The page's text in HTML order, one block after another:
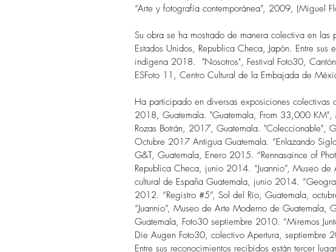
“Arte y fotografía contemporánea”, 2009, (Miguel
Su obra se ha mostrado de manera colectiva en
Estados Unidos, Republica Checa, Japón. Entre
indigena 2018. "Nosotros", Festival Foto30,
ESFoto 11, Centro Cultural de la Embajada de
Ha participado en diversas exposiciones colectivas
2018, Guatemala. "Guatemala, From 33,000
Rozas Botrán, 2017, Guatemala. "Coleccionable",
Octubre 2017 Antigua Guatemala. “Enlazando
G&T, Guatemala, Enero 2015. “Rennasaince of
Republica Checa, junio 2014. “Juannio”, Museo
cultural de España Guatemala, junio 2014.
2012. “Registro #5”, Sol del Rio, Guatemala,
“Juannio”, Museo de Arte Moderno de
Guatemala, Foto30 septiembre 2010. “Miremos
Die Augen Foto30, colectivo Apertura, septiembre
Entre sus reconocimientos recibidos están tercer